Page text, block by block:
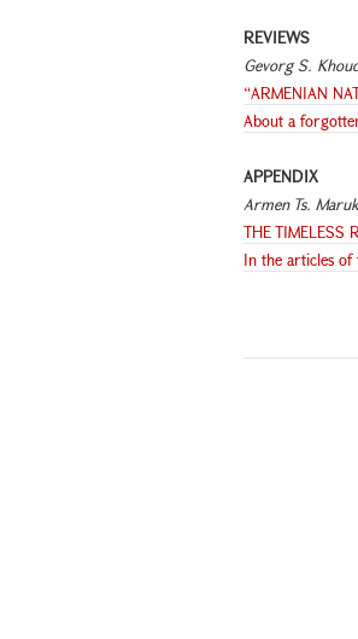
REVIEWS
Gevorg S.
“ARMENIAN
About a
APPENDIX
Armen Ts.
THE TIMELESS
In the articles of